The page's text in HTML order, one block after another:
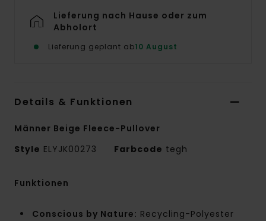
Lieferung nach Hause oder zum
Abholort
Lieferung geplant ab10 August
Details & Funktionen
Männer Beige Fleece-Pullover
Style ELYJK00273 Farbcode tegh
Funktionen
Conscious by Nature: Recycling-Polyester